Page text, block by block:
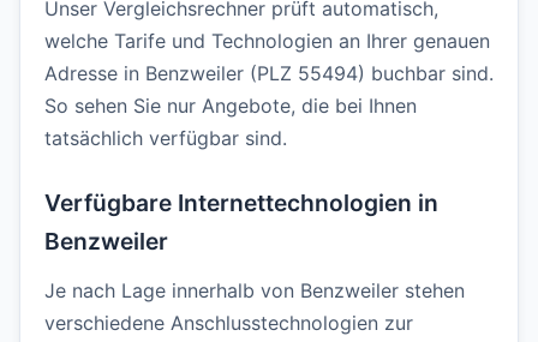
Unser Vergleichsrechner prüft automatisch,
welche Tarife und Technologien an Ihrer genauen
Adresse in Benzweiler (PLZ 55494) buchbar sind.
So sehen Sie nur Angebote, die bei Ihnen
tatsächlich verfügbar sind.
Verfügbare Internettechnologien in
Benzweiler
Je nach Lage innerhalb von Benzweiler stehen
verschiedene Anschlusstechnologien zur